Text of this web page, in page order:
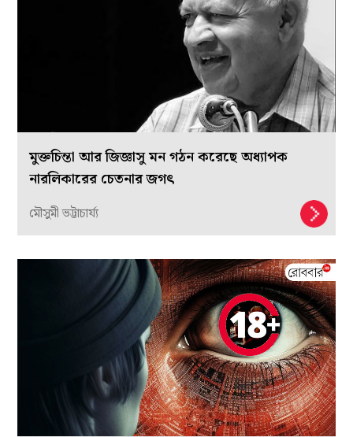
মুক্তচিন্তা আর জিজ্ঞাসু মন গঠন করেছে অধ্যাপক
নারলিকারের চেতনার জগৎ
মৌসুমী ভট্টাচার্য্য